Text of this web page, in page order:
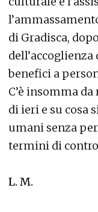
di Gradisca,
benefici a
C’è insomma
di ieri e su cosa
umani senza
termini di
L. M.